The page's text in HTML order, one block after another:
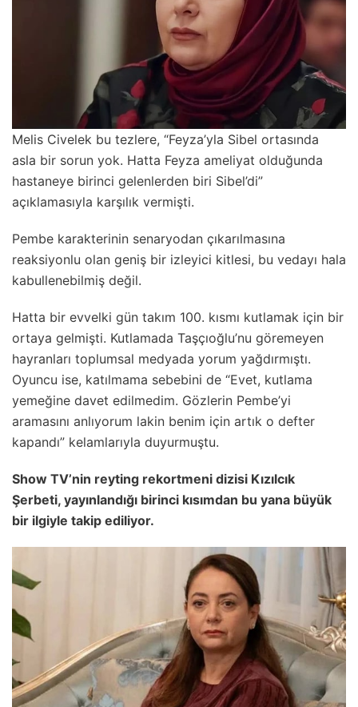
Melis Civelek bu tezlere, “Feyza’yla Sibel ortasında
asla bir sorun yok. Hatta Feyza ameliyat olduğunda
hastaneye birinci gelenlerden biri Sibel’di”
açıklamasıyla karşılık vermişti.
Pembe karakterinin senaryodan çıkarılmasına
reaksiyonlu olan geniş bir izleyici kitlesi, bu vedayı hala
kabullenebilmiş değil.
Hatta bir evvelki gün takım 100. kısmı kutlamak için bir
ortaya gelmişti. Kutlamada Taşçıoğlu’nu göremeyen
hayranları toplumsal medyada yorum yağdırmıştı.
Oyuncu ise, katılmama sebebini de “Evet, kutlama
yemeğine davet edilmedim. Gözlerin Pembe’yi
aramasını anlıyorum lakin benim için artık o defter
kapandı” kelamlarıyla duyurmuştu.
Show TV’nin reyting rekortmeni dizisi Kızılcık
Şerbeti, yayınlandığı birinci kısımdan bu yana büyük
bir ilgiyle takip ediliyor.